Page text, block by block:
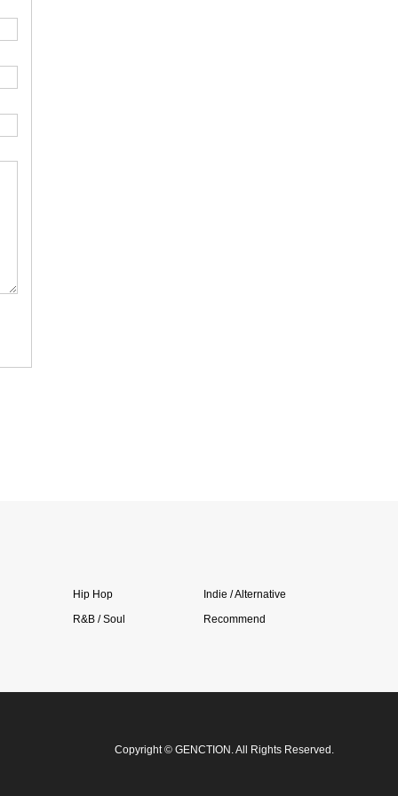
Hip Hop
Indie / Alternative
R&B / Soul
Recommend
Copyright© GENCTION. All Rights Reserved.